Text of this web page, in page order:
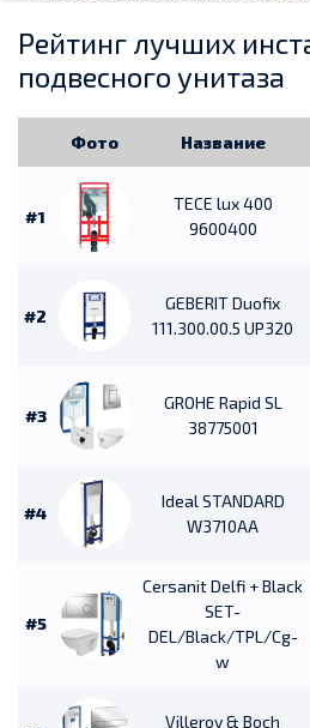
Рейтинг лучших
подвесного унитаза
Фото Название
#1
TECE lux 400
9600400
#2
GEBERIT Duofix
111.300.00.5 UP320
#3
GROHE Rapid SL
38775001
#4
Ideal STANDARD
W3710AA
#5
Cersanit Delfi + Black
SET-
DEL/Black/TPL/Cg-
w
Villeroy & Boch